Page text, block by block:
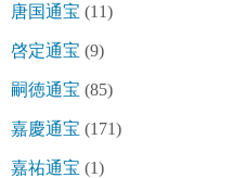
唐国通宝 (11)
啓定通宝 (9)
嗣徳通宝 (85)
嘉慶通宝 (171)
嘉祐通宝 (1)